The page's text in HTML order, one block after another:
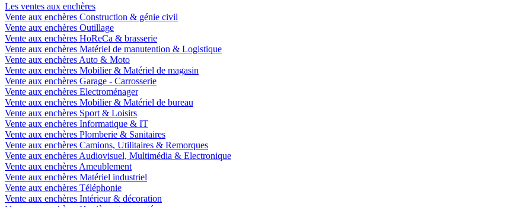
Les ventes aux enchères
Vente aux enchères Construction & génie civil
Vente aux enchères Outillage
Vente aux enchères HoReCa & brasserie
Vente aux enchères Matériel de manutention & Logistique
Vente aux enchères Auto & Moto
Vente aux enchères Mobilier & Matériel de magasin
Vente aux enchères Garage - Carrosserie
Vente aux enchères Electroménager
Vente aux enchères Mobilier & Matériel de bureau
Vente aux enchères Sport & Loisirs
Vente aux enchères Informatique & IT
Vente aux enchères Plomberie & Sanitaires
Vente aux enchères Camions, Utilitaires & Remorques
Vente aux enchères Audiovisuel, Multimédia & Electronique
Vente aux enchères Ameublement
Vente aux enchères Matériel industriel
Vente aux enchères Téléphonie
Vente aux enchères Intérieur & décoration